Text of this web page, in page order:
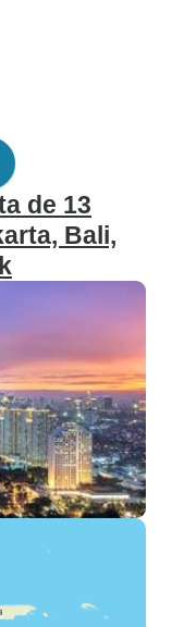
de 13
Bali,